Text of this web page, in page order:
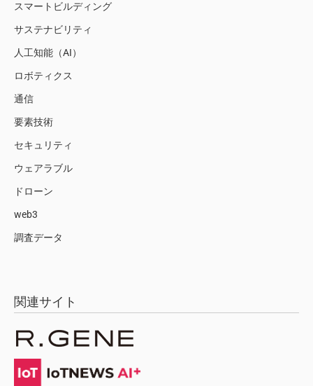
スマートビルディング
サステナビリティ
人工知能（AI）
ロボティクス
通信
要素技術
セキュリティ
ウェアラブル
ドローン
web3
調査データ
関連サイト